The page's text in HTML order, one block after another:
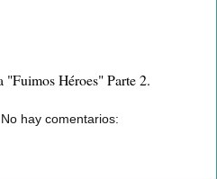
"Fuimos Héroes" Parte 2.
No hay comentarios: